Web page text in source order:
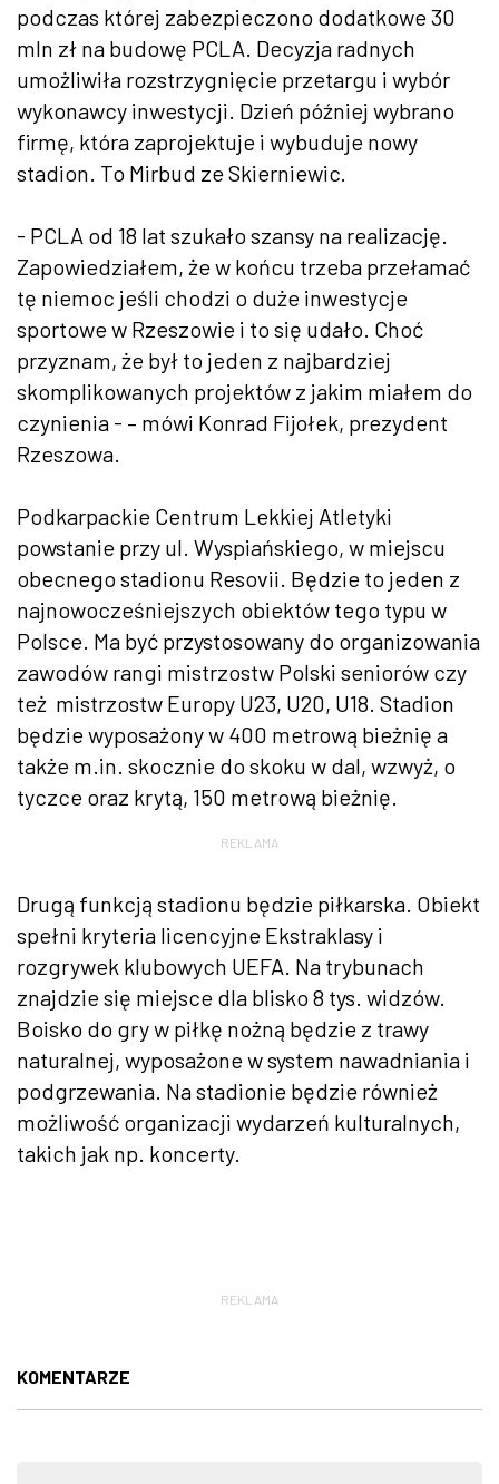
podczas której zabezpieczono dodatkowe 30
mln zł na budowę PCLA. Decyzja radnych
umożliwiła rozstrzygnięcie przetargu i wybór
wykonawcy inwestycji. Dzień później wybrano
firmę, która zaprojektuje i wybuduje nowy
stadion. To Mirbud ze Skierniewic.
- PCLA od 18 lat szukało szansy na realizację.
Zapowiedziałem, że w końcu trzeba przełamać
tę niemoc jeśli chodzi o duże inwestycje
sportowe w Rzeszowie i to się udało. Choć
przyznam, że był to jeden z najbardziej
skomplikowanych projektów z jakim miałem do
czynienia - – mówi Konrad Fijołek, prezydent
Rzeszowa.
Podkarpackie Centrum Lekkiej Atletyki
powstanie przy ul. Wyspiańskiego, w miejscu
obecnego stadionu Resovii. Będzie to jeden z
najnowocześniejszych obiektów tego typu w
Polsce. Ma być przystosowany do organizowania
zawodów rangi mistrzostw Polski seniorów czy
też mistrzostw Europy U23, U20, U18. Stadion
będzie wyposażony w 400 metrową bieżnię a
także m.in. skocznie do skoku w dal, wzwyż, o
tyczce oraz krytą, 150 metrową bieżnię.
REKLAMA
Drugą funkcją stadionu będzie piłkarska. Obiekt
spełni kryteria licencyjne Ekstraklasy i
rozgrywek klubowych UEFA. Na trybunach
znajdzie się miejsce dla blisko 8 tys. widzów.
Boisko do gry w piłkę nożną będzie z trawy
naturalnej, wyposażone w system nawadniania i
podgrzewania. Na stadionie będzie również
możliwość organizacji wydarzeń kulturalnych,
takich jak np. koncerty.
REKLAMA
KOMENTARZE